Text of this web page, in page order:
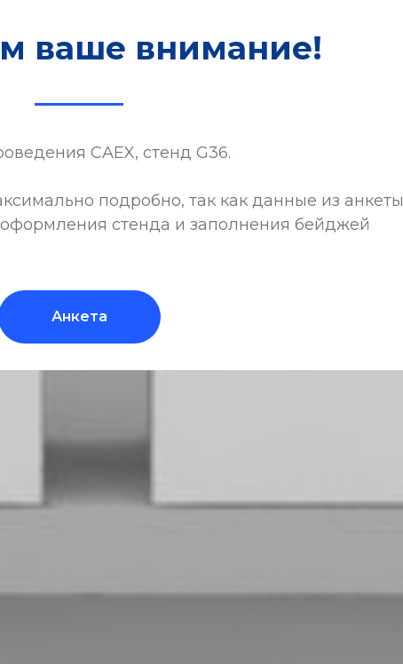
ваше внимание!
CAEX, стенд G36.
подробно, так как данные из анкеты
стенда и заполнения бейджей
Анкета